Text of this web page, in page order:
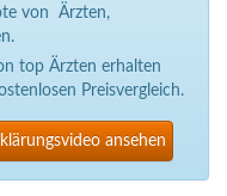
von Ärzten,
top Ärzten erhalten
Preisvergleich.
ansehen